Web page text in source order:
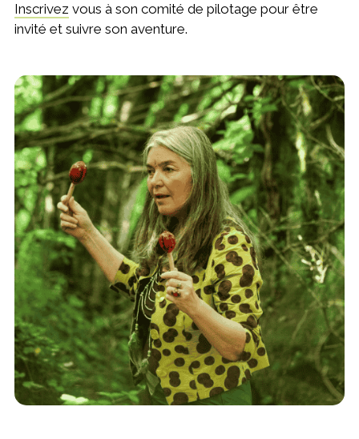
Inscrivez vous à son comité de pilotage pour être
invité et suivre son aventure.